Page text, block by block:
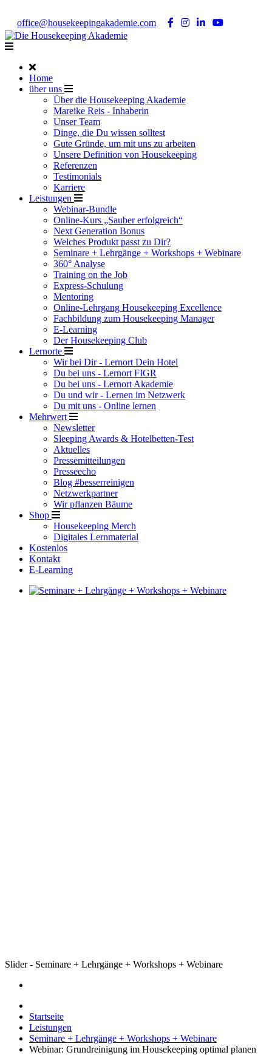
office@housekeepingakademie.com
Home
über uns
Über die Housekeeping Akademie
Mareike Reis - Inhaberin
Unser Team
Dinge, die Du wissen solltest
Gute Gründe, um mit uns zu arbeiten
Unsere Definition von Housekeeping
Referenzen
Testimonials
Karriere
Leistungen
Webinar-Bundle
Online-Kurs „Sauber erfolgreich“
Next Generation Bonus
Welches Produkt passt zu Dir?
Seminare + Lehrgänge + Workshops + Webinare
360° Analyse
Training on the Job
Express-Schulung
Mentoring
Online-Lehrgang Housekeeping Excellence
Fachbildung zum Housekeeping Manager
E-Learning
Der Housekeeping Club
Lernorte
Wir bei Dir - Lernort Dein Hotel
Du bei uns - Lernort FIGR
Du bei uns - Lernort Akademie
Du und wir - Lernen im Netzwerk
Du mit uns - Online lernen
Mehrwert
Newsletter
Sleeping Awards & Hotelbetten-Test
Aktuelles
Pressemitteilungen
Presseecho
Blog #besserreinigen
Netzwerkpartner
Wir pflanzen Bäume
Shop
Housekeeping Merch
Digitales Lernmaterial
Kostenlos
Kontakt
E-Learning
Slider - Seminare + Lehrgänge + Workshops + Webinare
Startseite
Leistungen
Seminare + Lehrgänge + Workshops + Webinare
Webinar: Grundreinigung im Housekeeping optimal planen